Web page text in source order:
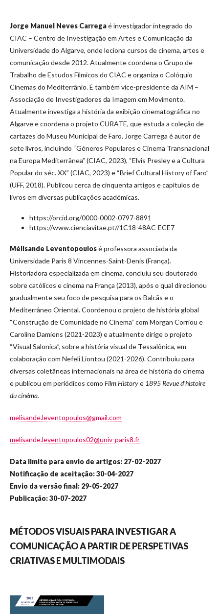
Jorge Manuel Neves Carregaé investigador integrado do
CIAC – Centro de Investigação em Artes e Comunicação da
Universidade do Algarve, onde leciona cursos de cinema, artes e
comunicação desde 2012. Atualmente coordena o Grupo de
Trabalho de Estudos Fílmicos do CIAC e organiza o Colóquio
Cinemas do Mediterrânio. É também vice-presidente da AIM –
Associação de Investigadores da Imagem em Movimento.
Atualmente investiga a história da exibição cinematográfica no
Algarve e coordena o projeto CURATE, que estuda a coleção de
cartazes do Museu Municipal de Faro. Jorge Carrega é autor de
sete livros, incluindo “Géneros Populares e Cinema Transnacional
na Europa Mediterrânea” (CIAC, 2023), “Elvis Presley e a Cultura
Popular do séc. XX” (CIAC, 2023) e “Brief Cultural History of Faro”
(UFF, 2018). Publicou cerca de cinquenta artigos e capítulos de
livros em diversas publicações académicas.
https://orcid.org/0000-0002-0797-8891
https://www.cienciavitae.pt//1C18-48AC-ECE7
Mélisande Leventopoulosé professora associada da
Universidade Paris 8 Vincennes-Saint-Denis (França).
Historiadora especializada em cinema, concluiu seu doutorado
sobre católicos e cinema na França (2013), após o qual direcionou
gradualmente seu foco de pesquisa para os Balcãs e o
Mediterrâneo Oriental. Coordenou o projeto de história global
“Construção de Comunidade no Cinema” com Morgan Corriou e
Caroline Damiens (2021-2023) e atualmente dirige o projeto
“Visual Salonica”, sobre a história visual de Tessalônica, em
colaboração com Nefeli Liontou (2021-2026). Contribuiu para
diversas coletâneas internacionais na área de história do cinema
e publicou em periódicos como Film Historye 1895 Revue d’histoire
du cinéma.
melisande.leventopoulos@gmail.com
melisande.leventopoulos02@univ-paris8.fr
Data limite para envio de artigos: 27-02-2027
Notificação de aceitação: 30-04-2027
Envio da versão final: 29-05-2027
Publicação: 30-07-2027
MÉTODOS VISUAIS PARA INVESTIGAR A
COMUNICAÇÃO A PARTIR DE PERSPETIVAS
CRIATIVAS E MULTIMODAIS